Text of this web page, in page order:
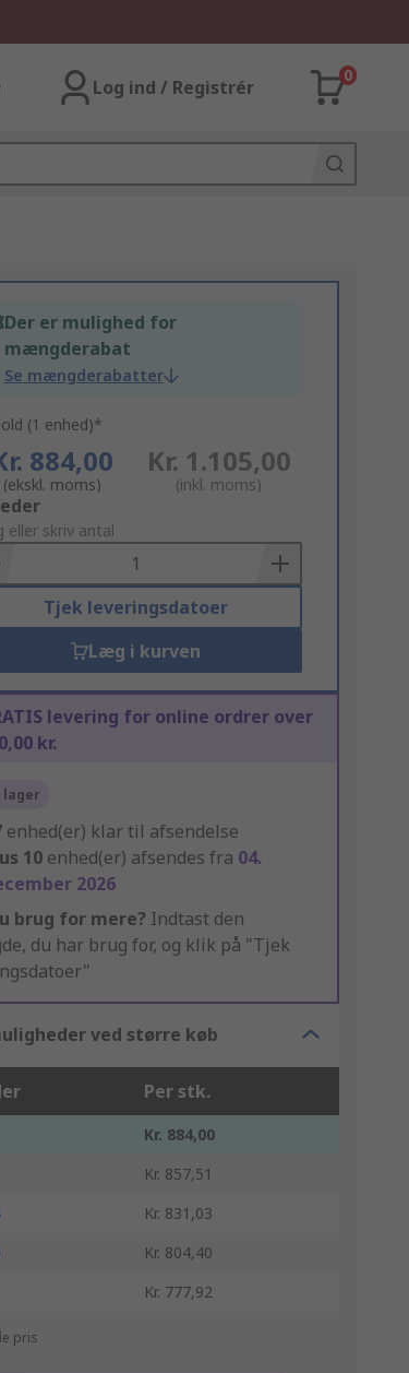
Log ind / Registrér
0
Der er mulighed for
mængderabat
Se mængderabatter
(1 enhed)*
884,00
(ekskl. moms)
Kr. 1.105,00
(inkl. moms)
eller skriv antal
Tjek leveringsdatoer
Læg i kurven
levering for online ordrer over
kr.
lager
enhed(er) klar til afsendelse
10 enhed(er) afsendes fra 04.
2026
brug for mere? Indtast den
du har brug for, og klik på "Tjek
ved større køb
Per stk.
Kr. 884,00
Kr. 857,51
Kr. 831,03
Kr. 804,40
Kr. 777,92
pris